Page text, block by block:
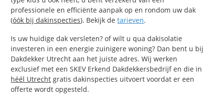
professionele en efficiënte aanpak op en rondom uw dak
(óók bij dakinspecties). Bekijk detarieven.
Is uw huidige dak versleten? of wilt u qua dakisolatie
investeren in een energie zuinigere woning? Dan bent u bij
Dakdekker Utrecht aan het juiste adres. Wij werken
exclusief met een SKEV Erkend Dakdekkersbedrijf en die in
héél Utrecht gratis dakinspecties uitvoert voordat er een
offerte wordt opgesteld.